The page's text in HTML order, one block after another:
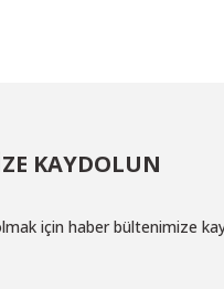
KAYDOLUN
için haber bültenimize